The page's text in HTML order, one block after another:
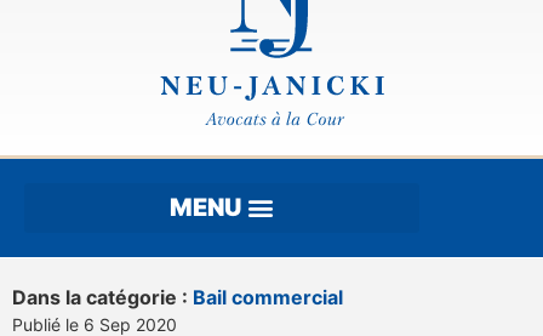
Dans la catégorie : Bail commercial
Publié le 6 Sep 2020